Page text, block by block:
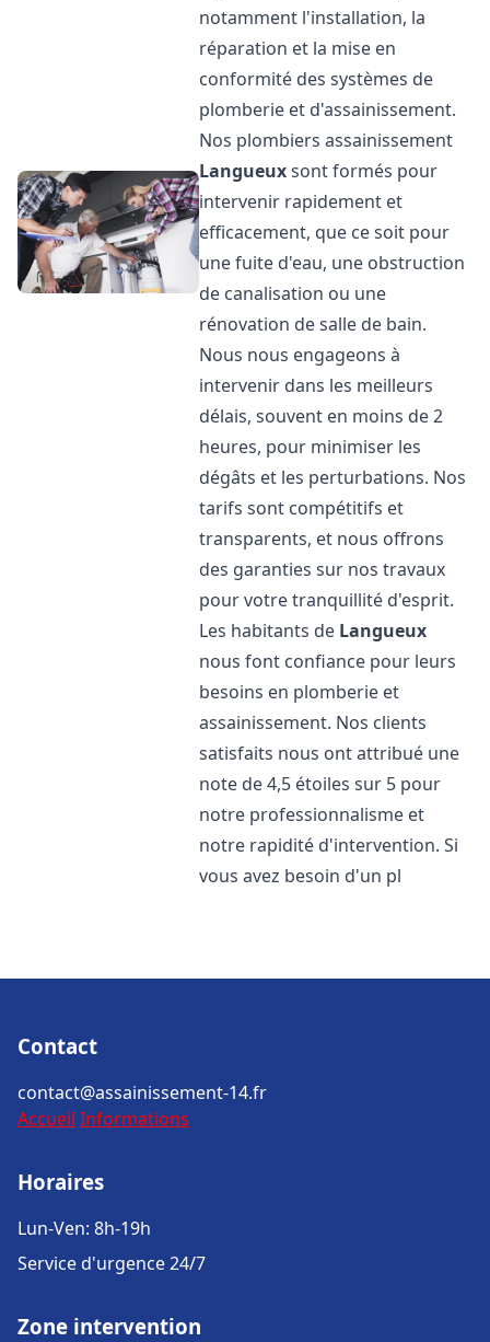
notamment l'installation, la
réparation et la mise en
conformité des systèmes de
plomberie et d'assainissement.
Nos plombiers assainissement
Langueuxsont formés pour
intervenir rapidement et
efficacement, que ce soit pour
une fuite d'eau, une obstruction
de canalisation ou une
rénovation de salle de bain.
Nous nous engageons à
intervenir dans les meilleurs
délais, souvent en moins de 2
heures, pour minimiser les
dégâts et les perturbations. Nos
tarifs sont compétitifs et
transparents, et nous offrons
des garanties sur nos travaux
pour votre tranquillité d'esprit.
Les habitants de Langueux
nous font confiance pour leurs
besoins en plomberie et
assainissement. Nos clients
satisfaits nous ont attribué une
note de 4,5 étoiles sur 5 pour
notre professionnalisme et
notre rapidité d'intervention. Si
vous avez besoin d'un pl
Contact
contact@assainissement-14.fr
Accueil Informations
Horaires
Lun-Ven: 8h-19h
Service d'urgence 24/7
Zone intervention